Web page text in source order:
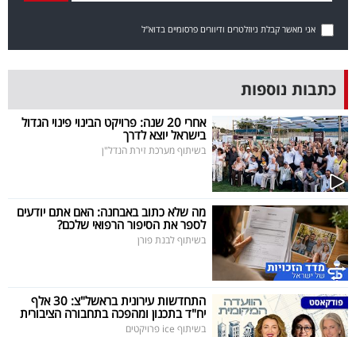
אני מאשר קבלת ניוזלטרים ודיוורים פרסומיים בדוא"ל
כתבות נוספות
אחרי 20 שנה: פרויקט הבינוי פינוי הגדול
בישראל יוצא לדרך
בשיתוף מערכת זירת הנדל"ן
מה שלא כתוב באבחנה: האם אתם יודעים
לספר את הסיפור הרפואי שלכם?
בשיתוף לבנת פורן
התחדשות עירונית בראשל"צ: 30 אלף
יח"ד בתכנון ומהפכה בתחבורה הציבורית
בשיתוף ice פרויקטים